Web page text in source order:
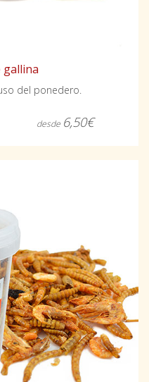
gallina
del ponedero.
desde 6,50€